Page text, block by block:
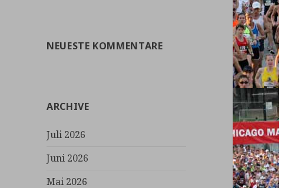
NEUESTE KOMMENTARE
ARCHIVE
Juli 2026
Juni 2026
Mai 2026